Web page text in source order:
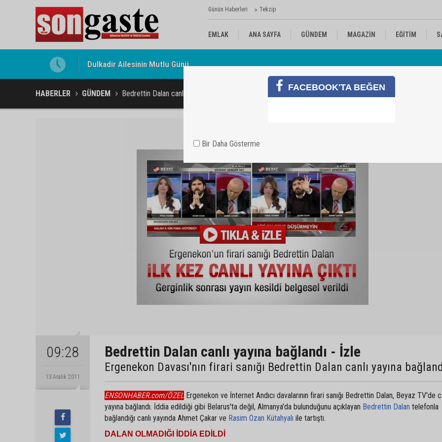
Günün Haberleri Tekzip
EMLAK ANA SAYFA GÜNDEM MAGAZİN EĞİTİM
Gölbaşı Esnafının Sesi Ankara Kalkınma Ajansı'nda
HABERLER GÜNDEM Bedrettin Dalan canlı yayına bağlandı - İzle
09:28
13 Aralık 2011
Bedrettin Dalan canlı yayına bağlandı - İzle
Ergenekon Davası'nın firari sanığı Bedrettin Dalan canlı yayına
ENSONHABER.com/ÖZEL Ergenekon ve İnternet Andıcı davalarının firari sanığı Bedrettin Dalan, Beyaz TV'de
yayına bağlandı. İddia edildiği gibi Belarus'ta değil, Almanya'da bulunduğunu açıklayan Bedrettin Dalan telefonla
bağlandığı canlı yayında Ahmet Çakar ve Rasim Ozan Kütahyalı ile tartıştı.
DALAN OLMADIĞI İDDİA EDİLDİ
FACEBOOK'TA BEĞEN
Bir Daha Gösterme